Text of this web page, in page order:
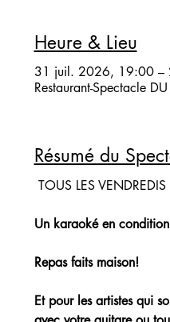
Heure & Lieu
31 juil. 2026, 19:00 –
Restaurant-Spectacle
Résumé du
TOUS LES
Un karaoké en
Repas faits maison!
Et pour les artistes qui